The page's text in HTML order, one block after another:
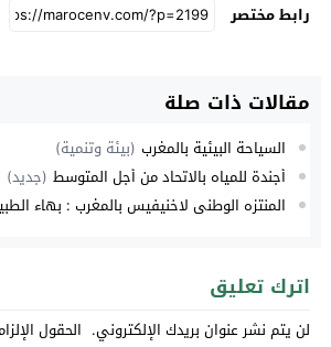
رابط مختصر
مقالات ذات صلة
السياحة البيئية بالمغرب (بيئة وتنمية)
أجندة للمياه بالاتحاد من أجل المتوسط (جديد)
المنتزه الوطني لاخنيفيس بالمغرب : بهاء
اترك تعليق
لن يتم نشر عنوان بريدك الإلكتروني. الحقول